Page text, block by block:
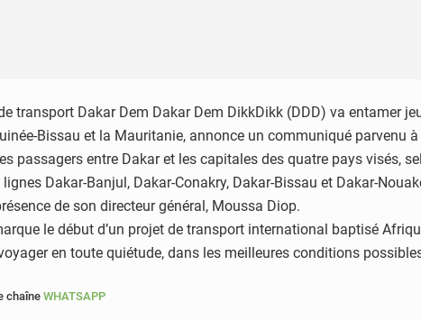
transport Dakar Dem Dakar Dem DikkDikk (DDD) va entamer
Bissau et la Mauritanie, annonce un communiqué parvenu à
passagers entre Dakar et les capitales des quatre pays visés,
Dakar-Banjul, Dakar-Conakry, Dakar-Bissau et Dakar-
de son directeur général, Moussa Diop.
le début d’un projet de transport international baptisé
en toute quiétude, dans les meilleures conditions
chaîne WHATSAPP